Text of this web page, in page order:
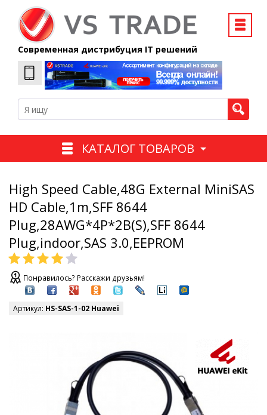
Современная дистрибуция IT решений
КАТАЛОГ ТОВАРОВ
High Speed Cable,48G External MiniSAS
HD Cable,1m,SFF 8644
Plug,28AWG*4P*2B(S),SFF 8644
Plug,indoor,SAS 3.0,EEPROM
Понравилось? Расскажи друзьям!
Артикул: HS-SAS-1-02 Huawei